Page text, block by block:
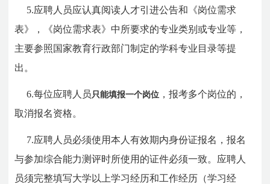
5.应聘人员应认真阅读人才引进公告和《岗位需求
表》，《岗位需求表》中所要求的专业类别或专业等，
主要参照国家教育行政部门制定的学科专业目录等提
出。
6.每位应聘人员 只能填报一个岗位 ，报考多个岗位的，
取消报名资格。
7.应聘人员必须使用本人有效期内身份证报名，报名
与参加综合能力测评时所使用的证件必须一致。应聘人
员须完整填写大学以上学习经历和工作经历（学习经